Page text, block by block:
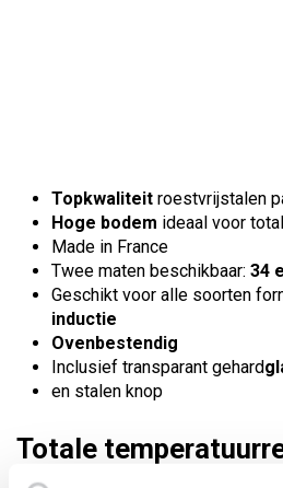
Topkwaliteit roestvrijstalen
Hoge bodem ideaal voor
Made in France
Twee maten beschikbaar: 34
Geschikt voor alle soorten
inductie
Ovenbestendig
Inclusief transparant gehard
en stalen knop
Totale
formaat